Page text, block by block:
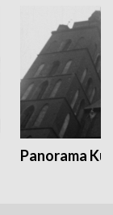
Panorama